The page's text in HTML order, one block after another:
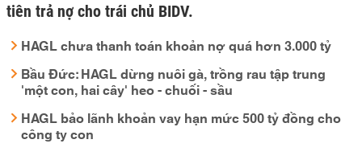
tiên trả nợ cho trái chủ BIDV.
HAGL chưa thanh toán khoản nợ quá hơn 3.000 tỷ
Bầu Đức: HAGL dừng nuôi gà, trồng rau tập trung
'một con, hai cây' heo - chuối - sầu
HAGL bảo lãnh khoản vay hạn mức 500 tỷ đồng cho
công ty con